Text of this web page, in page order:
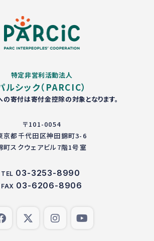
特定非営利活動法人
ルシック（PARCIC）
の寄付は寄付金控除の対象となります。
〒101-0054
京都千代田区神田錦町3-6
町スクウェアビル7階1号室
TEL 03-3253-8990
FAX 03-6206-8906